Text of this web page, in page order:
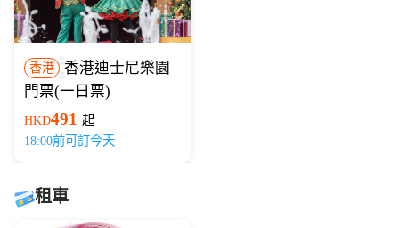
香港
香港迪士尼樂園
門票(一日票)
HKD491 起
18:00前可訂今天
租車